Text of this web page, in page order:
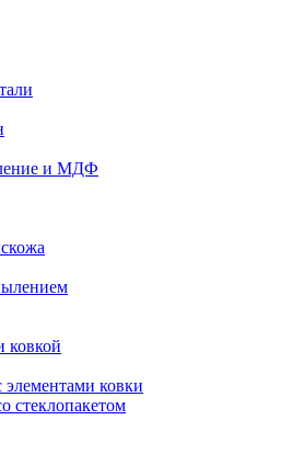
и МДФ
ковкой
ковки
стеклопакетом